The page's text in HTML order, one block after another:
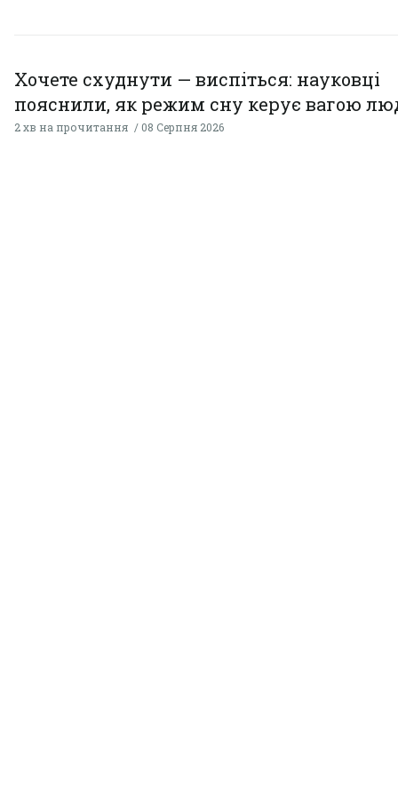
Хочете схуднути — виспіться: науковці
пояснили, як режим сну керує вагою
2 хв на прочитання 08 Серпня 2026